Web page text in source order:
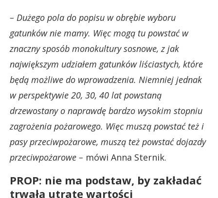
– Dużego pola do popisu w obrębie wyboru
gatunków nie mamy. Więc mogą tu powstać w
znaczny sposób monokultury sosnowe, z jak
największym udziałem gatunków liściastych, które
będą możliwe do wprowadzenia. Niemniej jednak
w perspektywie 20, 30, 40 lat powstaną
drzewostany o naprawdę bardzo wysokim stopniu
zagrożenia pożarowego. Więc muszą powstać też i
pasy przeciwpożarowe, muszą też powstać dojazdy
przeciwpożarowe – mówi Anna Sternik.
PROP: nie ma podstaw, by zakładać
trwałą utratę wartości